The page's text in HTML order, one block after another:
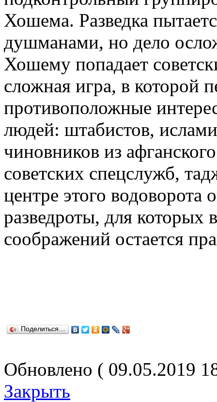
Хошема. Разведка
душманами, но дело
Хошему попадает
сложная игра, в которой
противоположные
людей: штабистов,
чиновников из
советских спецслужб,
центре этого водоворота
разведроты, для
соображений остается
Поделиться…
Обновлено ( 09.05.2019
Закрыть